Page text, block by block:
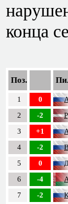
конца
Поз.
1 0
2
-2
3
+1
4
-2
5
0
6
-4
7
-2